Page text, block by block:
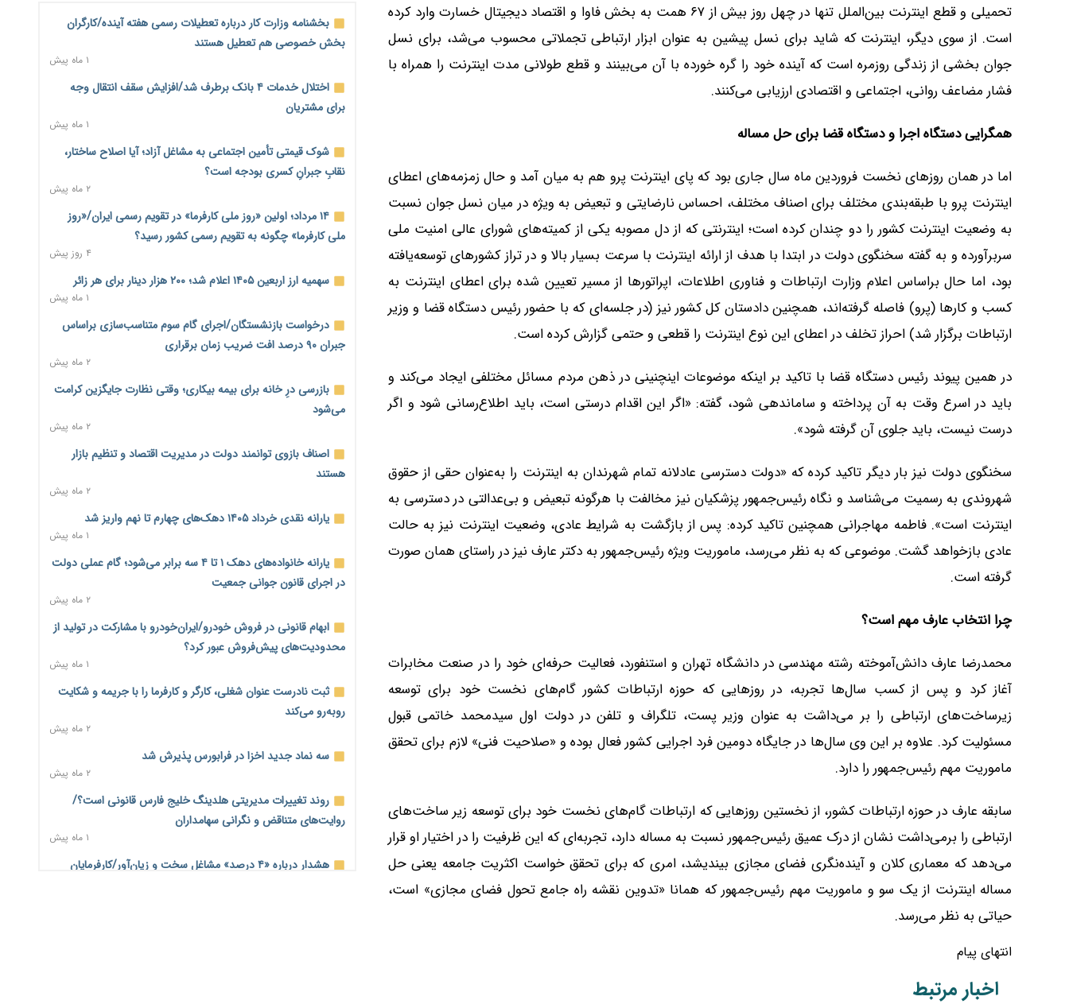
تحمیلی و قطع اینترنت بین‌الملل تنها در چهل روز بیش از ۶۷ همت به بخش فاوا و اقتصاد دیجیتال خسارت وارد کرده
است. از سوی دیگر، اینترنت که شاید برای نسل پیشین به عنوان ابزار ارتباطی تجملاتی محسوب می‌شد، برای نسل
جوان بخشی از زندگی روزمره است که آینده خود را گره خورده با آن می‌بینند و قطع طولانی مدت اینترنت را همراه با
فشار مضاعف روانی، اجتماعی و اقتصادی ارزیابی می‌کنند.
همگرایی دستگاه اجرا و دستگاه قضا برای حل مساله
اما در همان روزهای نخست فروردین ماه سال جاری بود که پای اینترنت پرو هم به میان آمد و حال زمزمه‌های اعطای
اینترنت پرو با طبقه‌بندی مختلف برای اصناف مختلف، احساس نارضایتی و تبعیض به ویژه در میان نسل جوان نسبت
به وضعیت اینترنت کشور را دو چندان کرده است؛ اینترنتی که از دل مصوبه یکی از کمیته‌های شورای عالی امنیت ملی
سربرآورده و به گفته سخنگوی دولت در ابتدا با هدف از ارائه اینترنت با سرعت بسیار بالا و در تراز کشورهای توسعه‌یافته
بود، اما حال براساس اعلام وزارت ارتباطات و فناوری اطلاعات، اپراتورها از مسیر تعیین شده برای اعطای اینترنت به
کسب و کارها (پرو) فاصله گرفته‌اند، همچنین دادستان کل کشور نیز (در جلسه‌ای که با حضور رئیس دستگاه قضا و وزیر
ارتباطات برگزار شد) احراز تخلف در اعطای این نوع اینترنت را قطعی و حتمی گزارش کرده است.
در همین پیوند رئیس دستگاه قضا با تاکید بر اینکه موضوعات اینچنینی در ذهن مردم مسائل مختلفی ایجاد می‌کند و
باید در اسرع وقت به آن پرداخته و ساماندهی شود، گفته: «اگر این اقدام درستی است، باید اطلاع‌رسانی شود و اگر
درست نیست، باید جلوی آن گرفته شود».
سخنگوی دولت نیز بار دیگر تاکید کرده که «دولت دسترسی عادلانه تمام شهرندان به اینترنت را به‌عنوان حقی از حقوق
شهروندی به رسمیت می‌شناسد و نگاه رئیس‌جمهور پزشکیان نیز مخالفت با هرگونه تبعیض و بی‌عدالتی در دسترسی به
اینترنت است». فاطمه مهاجرانی همچنین تاکید کرده: پس از بازگشت به شرایط عادی، وضعیت اینترنت نیز به حالت
عادی بازخواهد گشت. موضوعی که به نظر می‌رسد، ماموریت ویژه رئیس‌جمهور به دکتر عارف نیز در راستای همان صورت
گرفته است.
چرا انتخاب عارف مهم است؟
محمدرضا عارف دانش‌آموخته رشته مهندسی در دانشگاه تهران و استنفورد، فعالیت حرفه‌ای خود را در صنعت مخابرات
آغاز کرد و پس از کسب سال‌ها تجربه، در روزهایی که حوزه ارتباطات کشور گام‌های نخست خود برای توسعه
زیرساخت‌های ارتباطی را بر می‌داشت به عنوان وزیر پست، تلگراف و تلفن در دولت اول سیدمحمد خاتمی قبول
مسئولیت کرد. علاوه بر این وی سال‌ها در جایگاه دومین فرد اجرایی کشور فعال بوده و «صلاحیت فنی» لازم برای تحقق
ماموریت مهم رئیس‌جمهور را دارد.
سابقه عارف در حوزه ارتباطات کشور، از نخستین روزهایی که ارتباطات گام‌های نخست خود برای توسعه زیر ساخت‌های
ارتباطی را برمی‌داشت نشان از درک عمیق رئیس‌جمهور نسبت به مساله دارد، تجربه‌ای که این ظرفیت را در اختیار او قرار
می‌دهد که معماری کلان و آینده‌نگری فضای مجازی بیندیشد، امری که برای تحقق خواست اکثریت جامعه یعنی حل
مساله اینترنت از یک سو و ماموریت مهم رئیس‌جمهور که همانا «تدوین نقشه راه جامع تحول فضای مجازی» است،
حیاتی به نظر می‌رسد.
انتهای پیام
اخبار مرتبط
۳ ساعت پیش
صادرات مرغ مازاد هنوز آغاز نشده است؛ چالش قیمت و
۳ ساعت پیش
شیر صنعتی چگونه تولید می‌شود؟ پاسخ مدیر کل استاندارد به
نسخه قطعه‌سازان برای سایپا؛ خروج دولت از مدیریت پیش از
۳ ساعت پیش
تجارت خارجی ایران در مسیر تسویه فرامرزی با رمزارز
یک سال پرچالش اینترنت/دولت چهاردهم از محدودیت به
۳ ساعت پیش
نه از جنگ می‌ترسیم، نه از مذاکره برای منافع ملی
فرمول تازه مستمری در راه است؛ کارگران بازنده اصلاحات تأمین
اجتماعی؟
کنترل ترازنامه بانک‌ها؛ شمشیر دولبه مهار تورم و تأمین مالی
جنگ با تورم از بانک‌ها و بودجه آغاز می‌شود؛ نسخه انضباط
عینک گران‌تر شد؛ ارز و عوارض گمرکی قدرت خرید مردم را نشانه
اطمینان وزیر جهاد از تأمین کالاهای اساسی؛ «نگران نباشید»
پیام‌رسان‌های ایرانی در مسیر ورود به بورس؛ عرضه اولیه یک
۵ ساعت پیش
هشدار درباره کاهش عرضه مسکن اجاره‌ای؛ دولت واحدهای خود
۱ روز پیش
بخشنامه وزارت کار درباره تعطیلات رسمی هفته آینده/کارگران
بخش خصوصی هم تعطیل هستند
۱ ماه پیش
اختلال خدمات ۴ بانک برطرف شد/افزایش سقف انتقال وجه
برای مشتریان
۱ ماه پیش
شوک قیمتی تأمین اجتماعی به مشاغل آزاد؛ آیا اصلاح ساختار،
نقابِ جبرانِ کسری بودجه است؟
۲ ماه پیش
۱۴ مرداد؛ اولین «روز ملی کارفرما» در تقویم رسمی ایران/«روز
ملی کارفرما» چگونه به تقویم رسمی کشور رسید؟
۴ روز پیش
سهمیه ارز اربعین ۱۴۰۵ اعلام شد؛ ۲۰۰ هزار دینار برای هر زائر
۱ ماه پیش
درخواست بازنشستگان/اجرای گام سوم متناسب‌سازی براساس
جبران ۹۰ درصد افت ضریب زمان برقراری
۲ ماه پیش
بازرسی درِ خانه برای بیمه بیکاری؛ وقتی نظارت جایگزین کرامت
می‌شود
۲ ماه پیش
اصناف بازوی توانمند دولت در مدیریت اقتصاد و تنظیم بازار
هستند
۲ ماه پیش
یارانه نقدی خرداد ۱۴۰۵ دهک‌های چهارم تا نهم واریز شد
۱ ماه پیش
یارانه خانواده‌های دهک ۱ تا ۴ سه برابر می‌شود؛ گام عملی دولت
در اجرای قانون جوانی جمعیت
۲ ماه پیش
ابهام قانونی در فروش خودرو/ایران‌خودرو با مشارکت در تولید از
محدودیت‌های پیش‌فروش عبور کرد؟
۱ ماه پیش
ثبت نادرست عنوان شغلی، کارگر و کارفرما را با جریمه و شکایت
روبه‌رو می‌کند
۲ ماه پیش
سه نماد جدید اخزا در فرابورس پذیرش شد
۲ ماه پیش
روند تغییرات مدیریتی هلدینگ خلیج فارس قانونی است؟/
روایت‌های متناقض و نگرانی سهامداران
۱ ماه پیش
هشدار درباره «۴ درصد» مشاغل سخت و زیان‌آور/کارفرمایان